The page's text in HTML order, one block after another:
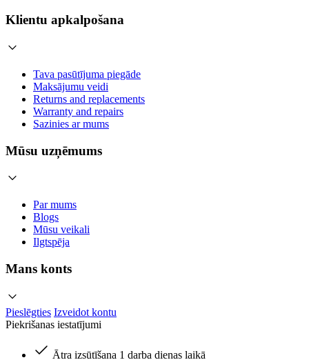
Klientu apkalpošana
Tava pasūtījuma piegāde
Maksājumu veidi
Returns and replacements
Warranty and repairs
Sazinies ar mums
Mūsu uzņēmums
Par mums
Blogs
Mūsu veikali
Ilgtspēja
Mans konts
Pieslēgties Izveidot kontu
Piekrišanas iestatījumi
Ātra izsūtīšana 1 darba dienas laikā